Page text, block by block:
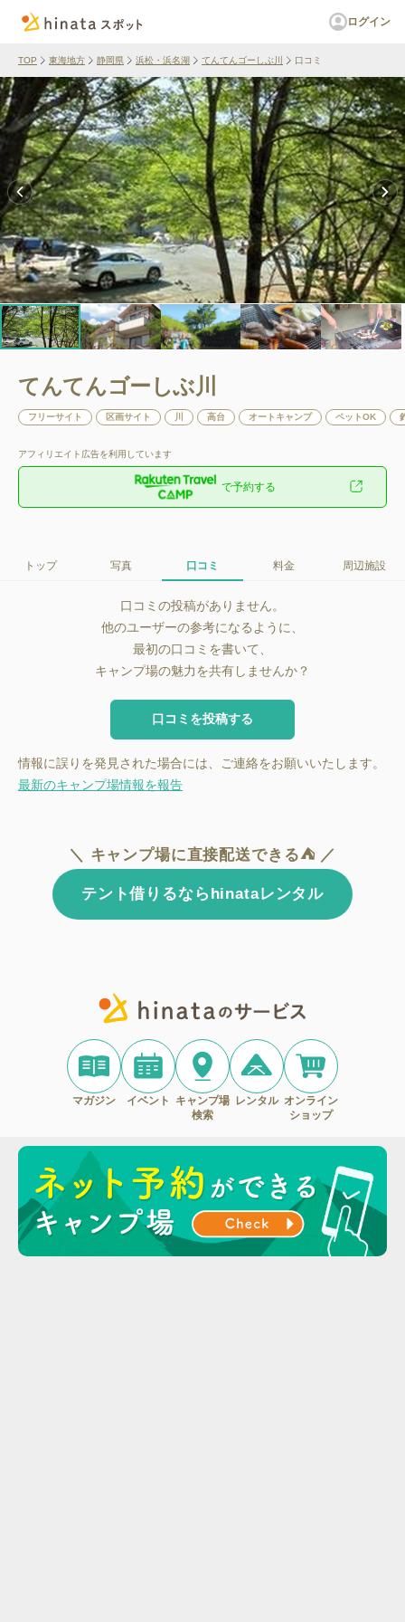
ログイン
TOP 東海地方 静岡県 浜松・浜名湖 てんてんゴーしぶ川 口コミ
てんてんゴーしぶ川
フリーサイト 区画サイト 高台 オートキャンプ ペットOK
アフィリエイト広告を利用しています
で予約する
トップ 写真 口コミ 料金 周辺施設
口コミの投稿がありません。
他のユーザーの参考になるように、
最初の口コミを書いて、
キャンプ場の魅力を共有しませんか？
口コミを投稿する
情報に誤りを発見された場合には、ご連絡をお願いいたします。
最新のキャンプ場情報を報告
＼ キャンプ場に直接配送できる⛺ ／
テント借りるならhinataレンタル
マガジン イベント
キャンプ場
検索
レンタル オンライン
ショップ